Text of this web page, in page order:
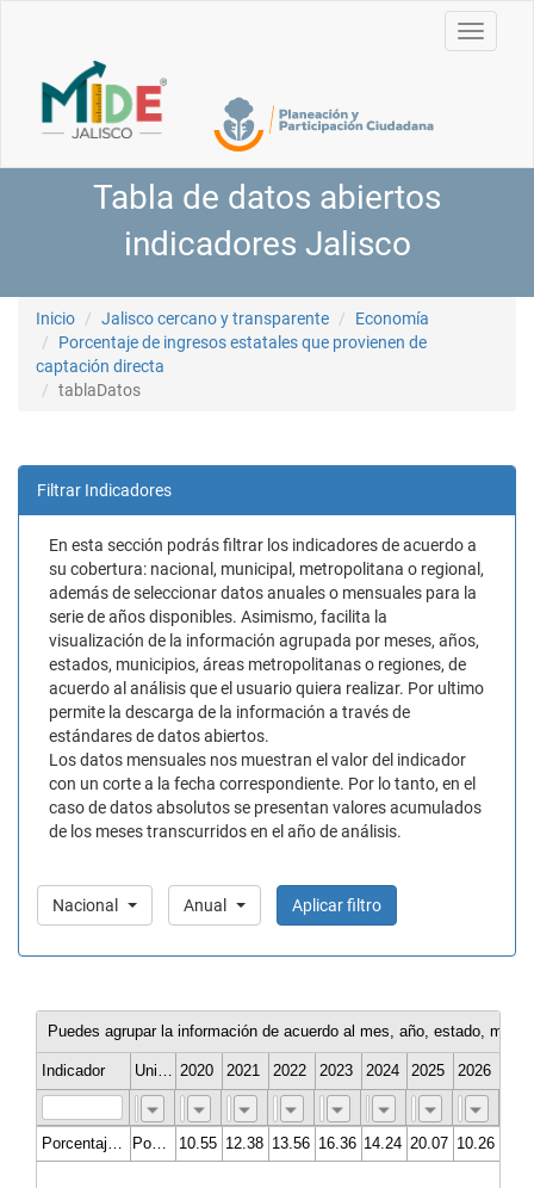
Toggle
Tabla de datos abiertos
indicadores Jalisco
Inicio Jalisco cercano y transparente
Economía
Porcentaje de ingresos estatales que provienen de
captación directa
tablaDatos
Filtrar Indicadores
En esta sección podrás filtrar los indicadores de acuerdo a
su cobertura: nacional, municipal, metropolitana o regional,
además de seleccionar datos anuales o mensuales para la
serie de años disponibles. Asimismo, facilita la
visualización de la información agrupada por meses, años,
estados, municipios, áreas metropolitanas o regiones, de
acuerdo al análisis que el usuario quiera realizar. Por ultimo
permite la descarga de la información a través de
estándares de datos abiertos.
Los datos mensuales nos muestran el valor del indicador
con un corte a la fecha correspondiente. Por lo tanto, en el
caso de datos absolutos se presentan valores acumulados
de los meses transcurridos en el año de análisis.
Nacional Anual Aplicar filtro
Puedes agrupar la información de acuerdo al mes, año, estado,
Indicador Unidad de medida 2020 2021 2022 2023 2024 2025 2026
Porcentaje de ingresos estatales que provienen de captación directa Porcentaje 10.55 12.38 13.56 16.36 14.24 20.07 10.26